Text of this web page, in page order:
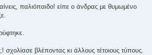
παλιόπαιδο! είπε ο άνδρας με θυμωμένο
βλέποντας κι άλλους τέτοιους τύπους.